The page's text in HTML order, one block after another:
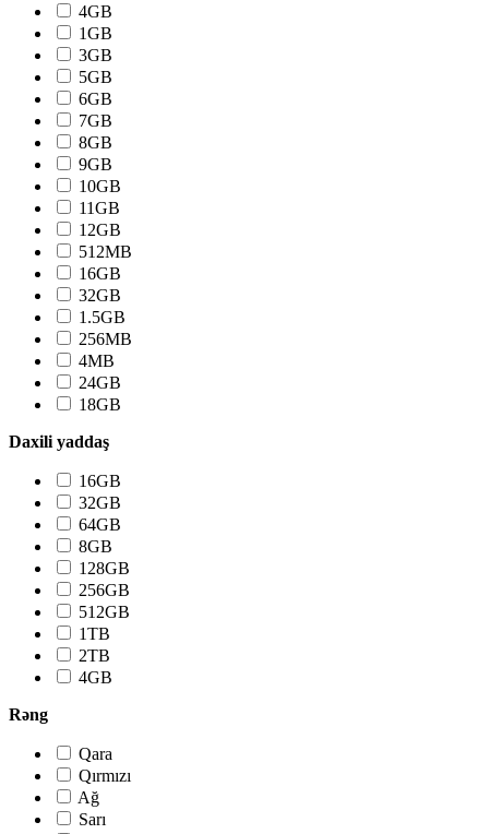
4GB
1GB
3GB
5GB
6GB
7GB
8GB
9GB
10GB
11GB
12GB
512MB
16GB
32GB
1.5GB
256MB
4MB
24GB
18GB
Daxili yaddaş
16GB
32GB
64GB
8GB
128GB
256GB
512GB
1TB
2TB
4GB
Rəng
Qara
Qırmızı
Ağ
Sarı